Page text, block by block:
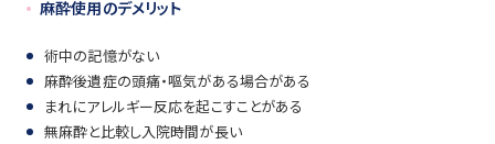
麻酔使用のデメリット
術中の記憶がない
麻酔後遺症の頭痛・嘔気がある場合がある
まれにアレルギー反応を起こすことがある
無麻酔と比較し入院時間が長い